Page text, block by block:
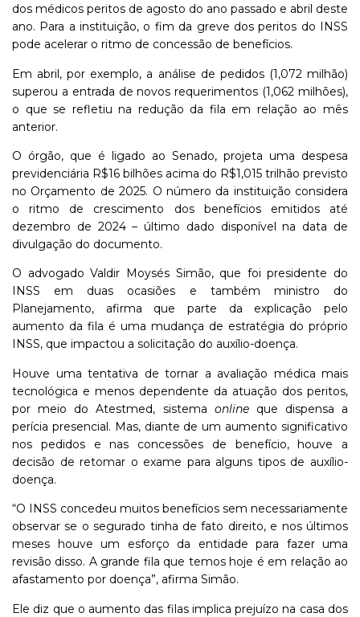
dos médicos peritos de agosto do ano passado e abril deste
ano. Para a instituição, o fim da greve dos peritos do INSS
pode acelerar o ritmo de concessão de benefícios.
Em abril, por exemplo, a análise de pedidos (1,072 milhão)
superou a entrada de novos requerimentos (1,062 milhões),
o que se refletiu na redução da fila em relação ao mês
anterior.
O órgão, que é ligado ao Senado, projeta uma despesa
previdenciária R$16 bilhões acima do R$1,015 trilhão previsto
no Orçamento de 2025. O número da instituição considera
o ritmo de crescimento dos benefícios emitidos até
dezembro de 2024 – último dado disponível na data de
divulgação do documento.
O advogado Valdir Moysés Simão, que foi presidente do
INSS em duas ocasiões e também ministro do
Planejamento, afirma que parte da explicação pelo
aumento da fila é uma mudança de estratégia do próprio
INSS, que impactou a solicitação do auxílio-doença.
Houve uma tentativa de tornar a avaliação médica mais
tecnológica e menos dependente da atuação dos peritos,
por meio do Atestmed, sistema onlineque dispensa a
perícia presencial. Mas, diante de um aumento significativo
nos pedidos e nas concessões de benefício, houve a
decisão de retomar o exame para alguns tipos de auxílio-
doença.
“O INSS concedeu muitos benefícios sem necessariamente
observar se o segurado tinha de fato direito, e nos últimos
meses houve um esforço da entidade para fazer uma
revisão disso. A grande fila que temos hoje é em relação ao
afastamento por doença”, afirma Simão.
Ele diz que o aumento das filas implica prejuízo na casa dos